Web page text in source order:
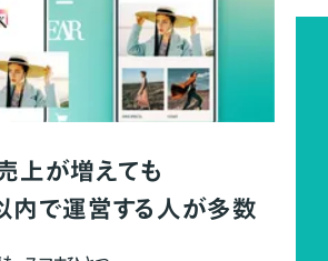
上が増えても
内で運営する人が多数